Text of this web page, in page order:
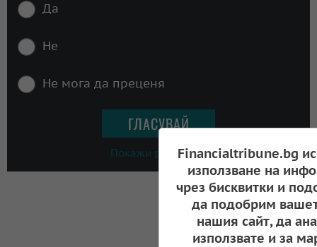
Да
Не
Не мога да преценя
Покажи резултатиFinancialtribune.bg
използване на
чрез бисквитки и
да подобрим
нашия сайт, да
използвате и за